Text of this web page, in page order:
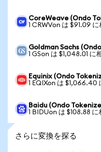
CoreWeave (Ondo
1 CRWVon は $91.09 に
Goldman Sachs
1 GSon は $1,048.01 に
Equinix (Ondo
1 EQIXon は $1,066.40
Baidu (Ondo
1 BIDUon は $108.88 に
さらに変換を探る